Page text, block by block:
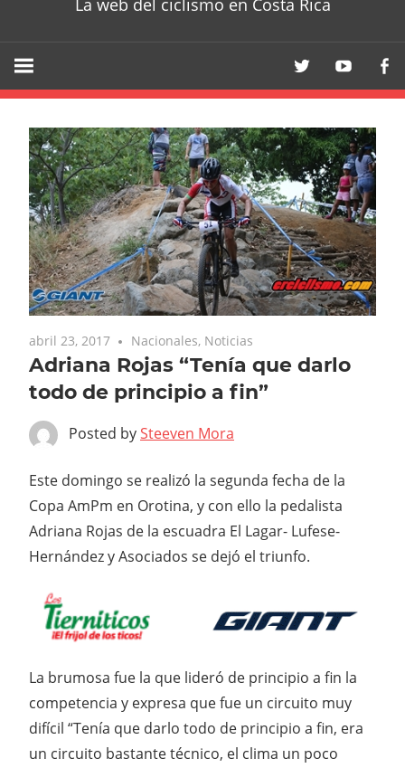
La web del ciclismo en Costa Rica
abril 23, 2017 Nacionales, Noticias
Adriana Rojas “Tenía que darlo
todo de principio a fin”
Posted bySteeven Mora
Este domingo se realizó la segunda fecha de la
Copa AmPm en Orotina, y con ello la pedalista
Adriana Rojas de la escuadra El Lagar- Lufese-
Hernández y Asociados se dejó el triunfo.
La brumosa fue la que lideró de principio a fin la
competencia y expresa que fue un circuito muy
difícil “Tenía que darlo todo de principio a fin, era
un circuito bastante técnico, el clima un poco